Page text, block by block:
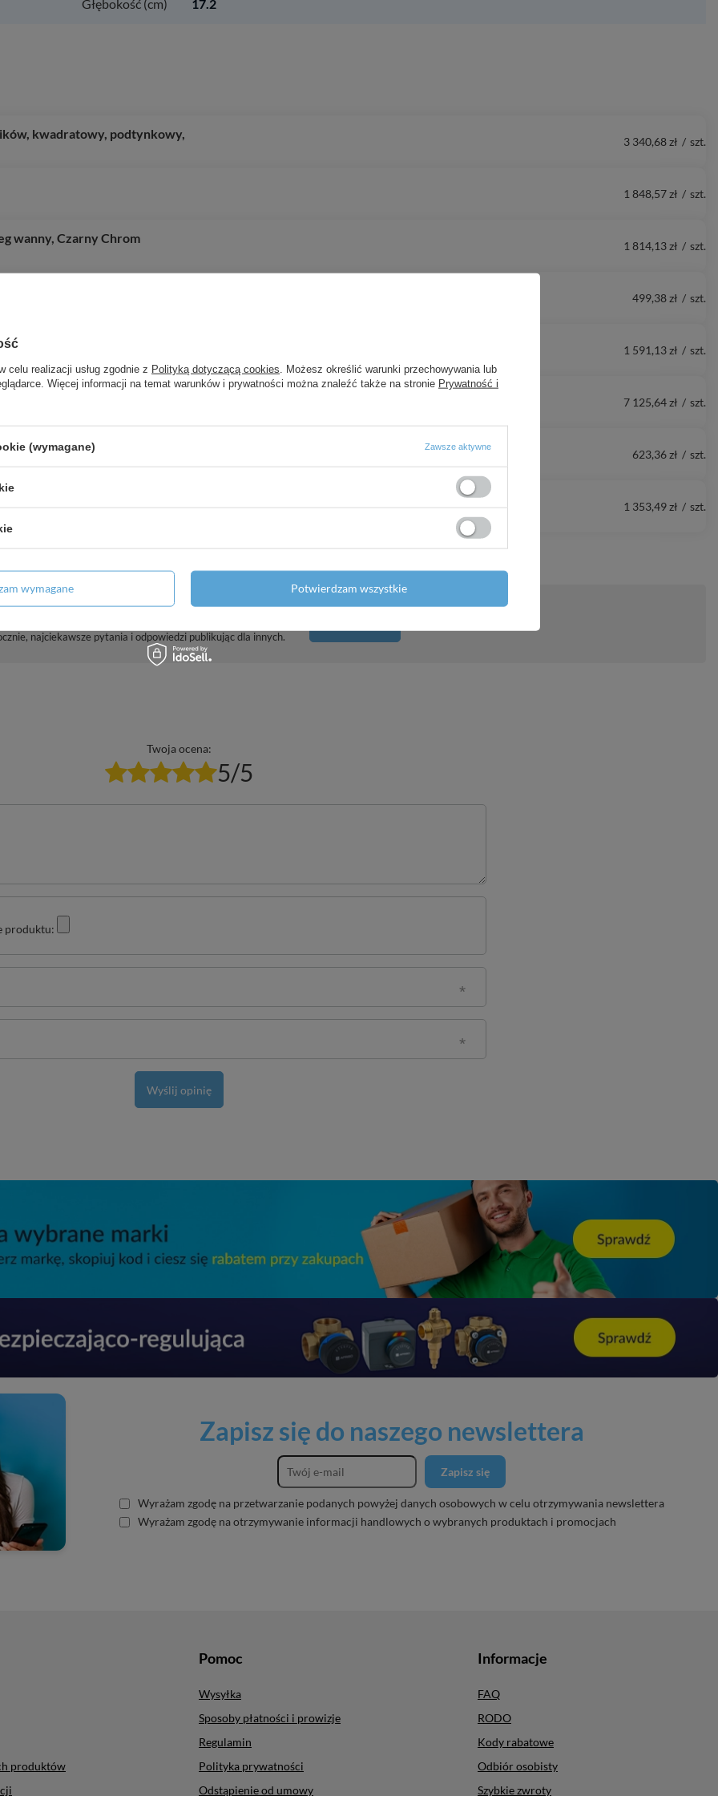
Głębokość (cm) 17.2
kwadratowy, podtynkowy,
3 340,68 zł / szt.
1 848,57 zł / szt.
wanny, Czarny Chrom
1 814,13 zł / szt.
Chrom 499,38 zł / szt.
na baterię, z przelewem,
1 591,13 zł / szt.
z przyłączem sufitowym, Nikiel
7 125,64 zł / szt.
Chrom Szczotkowany 623,36 zł / szt.
na baterię po prawej stronie,
1 353,49 zł / szt.
pomocy? Masz pytania?
najciekawsze pytania i odpowiedzi publikując dla innych.
Twoja ocena:
5/5
produktu:
Wyślij opinię
Zapisz się do naszego newslettera
Zapisz się
Wyrażam zgodę na przetwarzanie podanych powyżej danych osobowych w celu otrzymywania newslettera
Wyrażam zgodę na otrzymywanie informacji handlowych o wybranych produktach i promocjach
produktów
Pomoc
Wysyłka
Sposoby płatności i prowizje
Regulamin
Polityka prywatności
Odstąpienie od umowy
Informacje
FAQ
RODO
Kody rabatowe
Odbiór osobisty
Szybkie zwroty
celu realizacji usług zgodnie z Polityką dotyczącą cookies . Możesz określić warunki przechowywania lub
Więcej informacji na temat warunków i prywatności można znaleźć także na stronie Prywatność i
(wymagane) Zawsze aktywne
wymagane Potwierdzam wszystkie